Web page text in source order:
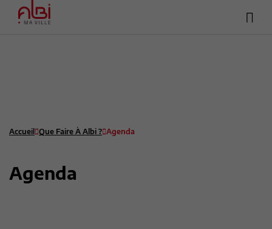
Accueil Que Faire À Albi ? Agenda
Agenda